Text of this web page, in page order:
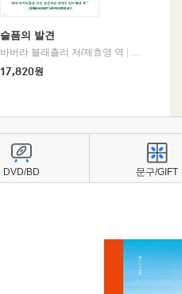
슬픔의 발견
바버라 블래츨리 저/제효영 역
디플롯
17,820원
DVD/BD 문구/GIFT